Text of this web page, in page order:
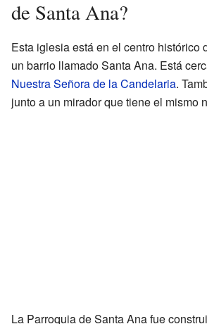
de Santa Ana?
Esta iglesia está en el centro histórico
un barrio llamado Santa Ana. Está
Nuestra Señora de la Candelaria.
junto a un mirador que tiene el mismo
La Parroquia de Santa Ana fue